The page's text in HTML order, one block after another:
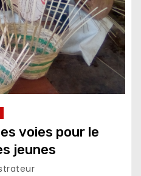
voies pour le
jeunes